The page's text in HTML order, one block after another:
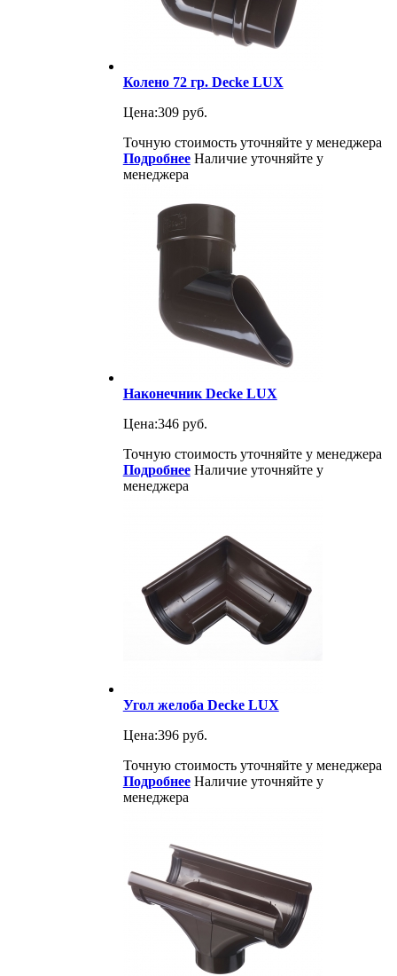
Колено 72 гр. Decke LUX
Цена:309 руб.
Точную стоимость уточняйте у менеджера
Подробнее Наличие уточняйте у
менеджера
Наконечник Decke LUX
Цена:346 руб.
Точную стоимость уточняйте у менеджера
Подробнее Наличие уточняйте у
менеджера
Угол желоба Decke LUX
Цена:396 руб.
Точную стоимость уточняйте у менеджера
Подробнее Наличие уточняйте у
менеджера